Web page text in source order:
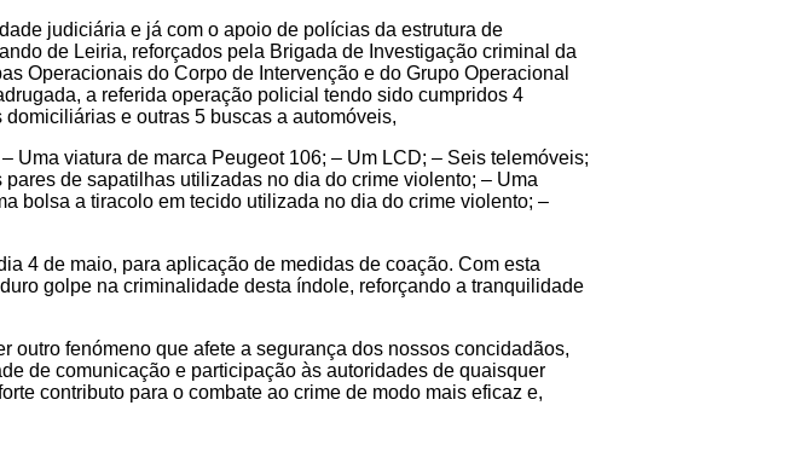
judiciária e já com o apoio de polícias da estrutura de
de Leiria, reforçados pela Brigada de Investigação criminal da
Operacionais do Corpo de Intervenção e do Grupo Operacional
a referida operação policial tendo sido cumpridos 4
e outras 5 buscas a automóveis,
Uma viatura de marca Peugeot 106; – Um LCD; – Seis telemóveis;
pares de sapatilhas utilizadas no dia do crime violento; – Uma
bolsa a tiracolo em tecido utilizada no dia do crime violento; –
4 de maio, para aplicação de medidas de coação. Com esta
golpe na criminalidade desta índole, reforçando a tranquilidade
outro fenómeno que afete a segurança dos nossos concidadãos,
de comunicação e participação às autoridades de quaisquer
contributo para o combate ao crime de modo mais eficaz e,